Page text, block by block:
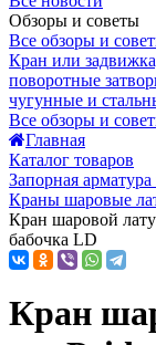
Обзоры и советы
Все обзоры и
Кран или
поворотные
чугунные и
Все обзоры и
Главная
Каталог товаров
Запорная
Краны шаровые
Кран шаровой
бабочка LD
Кран